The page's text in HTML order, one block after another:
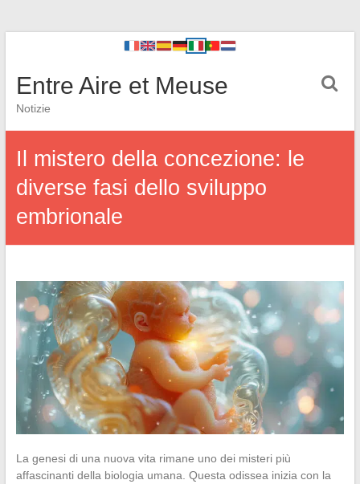
Entre Aire et Meuse
Notizie
Il mistero della concezione: le
diverse fasi dello sviluppo
embrionale
La genesi di una nuova vita rimane uno dei misteri più
affascinanti della biologia umana. Questa odissea inizia con la